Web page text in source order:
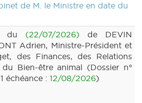
de M. le Ministre en date du
du (22/07/2026) de DEVIN
Adrien, Ministre-Président et
des Finances, des Relations
Bien-être animal (Dossier n°
échéance : 12/08/2026)